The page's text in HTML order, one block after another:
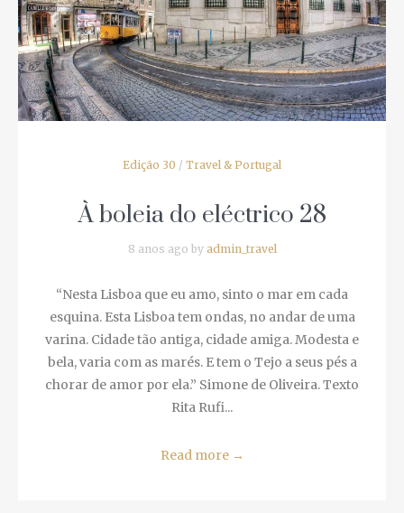
8 anos ago by admin_travel
esquina. Esta Lisboa tem ondas, no andar de
uma varina. Cidade tão antiga, cidade amiga.
Modesta e bela, varia com as marés. E tem o
Tejo a seus pés a chorar de amor por ela.”
Simone de Oliveira. Texto Rita Rufi...